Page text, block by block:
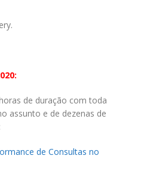
de duração com toda
assunto e de dezenas de
de Consultas no